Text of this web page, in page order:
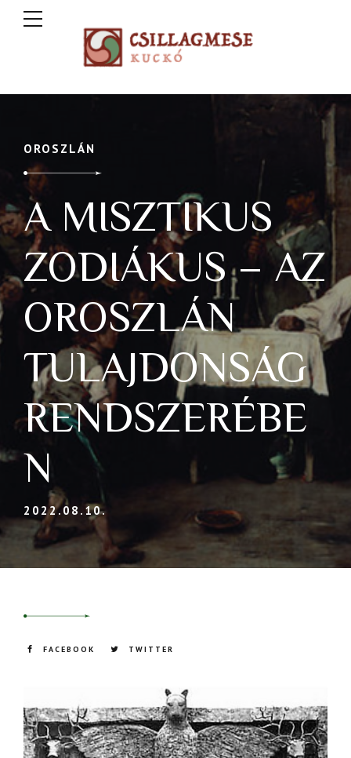
OROSZLÁN
A MISZTIKUS
ZODIÁKUS – AZ
OROSZLÁN
TULAJDONSÁG
RENDSZERÉBE
N
2022.08.10.
FACEBOOK TWITTER